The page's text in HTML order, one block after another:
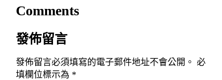
Comments
發佈留言
發佈留言必須填寫的電子郵件地址不會公開。 必
填欄位標示為 *